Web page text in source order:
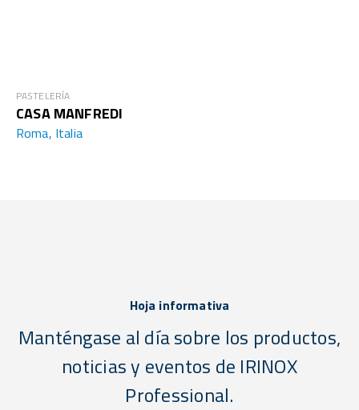
PASTELERÍA
CASA MANFREDI
Roma, Italia
Hoja informativa
Manténgase al día sobre los productos,
noticias y eventos de IRINOX
Professional.